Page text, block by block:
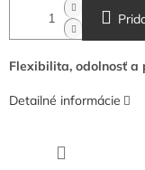
Flexibilita, odolnosť a
Detailné informácie